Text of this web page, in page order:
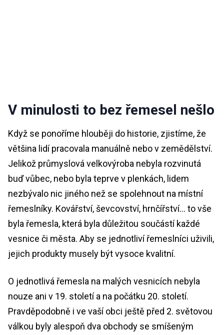
V minulosti to bez řemesel nešlo
Když se ponoříme hlouběji do historie, zjistíme, že
většina lidí pracovala manuálně nebo v zemědělství.
Jelikož průmyslová velkovýroba nebyla rozvinutá
buď vůbec, nebo byla teprve v plenkách, lidem
nezbývalo nic jiného než se spolehnout na místní
řemeslníky. Kovářství, ševcovství, hrnčířství… to vše
byla řemesla, která byla důležitou součástí každé
vesnice či města. Aby se jednotliví řemeslníci uživili,
jejich produkty musely být vysoce kvalitní.
O jednotlivá řemesla na malých vesnicích nebyla
nouze ani v 19. století a na počátku 20. století.
Pravděpodobně i ve vaší obci ještě před 2. světovou
válkou byly alespoň dva obchody se smíšeným